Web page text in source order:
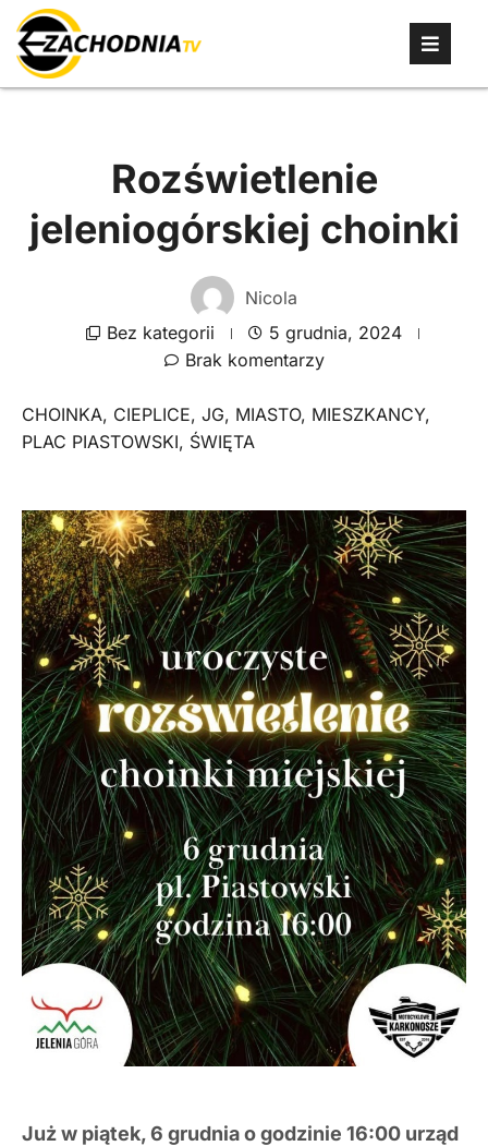
Rozświetlenie
jeleniogórskiej choinki
Nicola
Bez kategorii
5 grudnia, 2024
Brak komentarzy
CHOINKA, CIEPLICE, JG, MIASTO, MIESZKANCY,
PLAC PIASTOWSKI, ŚWIĘTA
Już w piątek, 6 grudnia o godzinie 16:00 urząd